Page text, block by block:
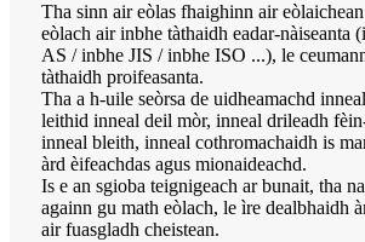
Tha sinn air eòlas fhaighinn air
eòlach air inbhe tàthaidh eadar-nàiseanta
AS / inbhe JIS / inbhe ISO ...), le
tàthaidh proifeasanta.
Tha a h-uile seòrsa de uidheamachd
leithid inneal deil mòr, inneal drileadh
inneal bleith, inneal cothromachaidh is
àrd èifeachdas agus mionaideachd.
Is e an sgioba teignigeach ar bunait, tha
againn gu math eòlach, le ìre dealbhaidh
air fuasgladh cheistean.